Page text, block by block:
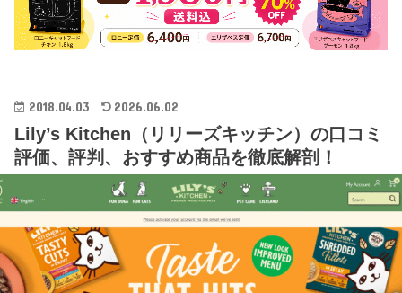
2018.04.03 2026.06.02
Lily’s Kitchen（リリーズキッチン）の口コミ
評価、評判、おすすめ商品を徹底解剖！